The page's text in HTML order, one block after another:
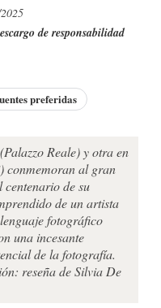
de responsabilidad
preferidas
Reale) y otra en
conmemoran al gran
de su
de un artista
fotográfico
una incesante
de la fotografía.
reseña de Silvia De